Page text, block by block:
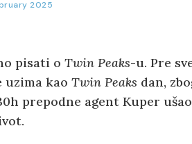
2025
pisati o Twin Peaks-u. Pre
uzima kao Twin Peaks dan,
prepodne agent Kuper